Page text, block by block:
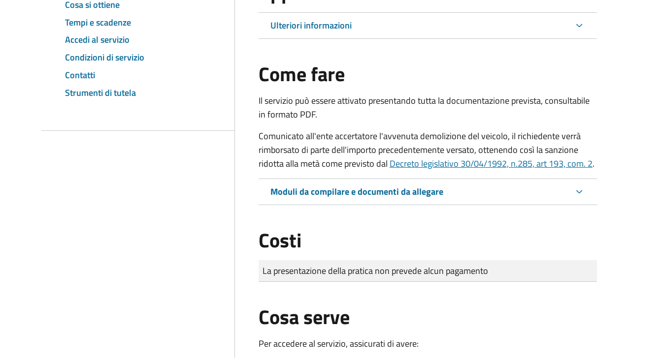
Cosa si ottiene
Tempi e scadenze
Accedi al servizio
Condizioni di servizio
Contatti
Strumenti di tutela
Ulteriori informazioni
Come fare
Il servizio può essere attivato presentando tutta la documentazione prevista, consultabile
in formato PDF.
Comunicato all'ente accertatore l'avvenuta demolizione del veicolo, il richiedente verrà
rimborsato di parte dell'importo precedentemente versato, ottenendo così la sanzione
ridotta alla metà come previsto dal Decreto legislativo 30/04/1992, n.285, art 193, com. 2.
Moduli da compilare e documenti da allegare
Costi
Tipo di pagamento
Importo
La presentazione della pratica non prevede alcun pagamento
Cosa serve
Per accedere al servizio, assicurati di avere: